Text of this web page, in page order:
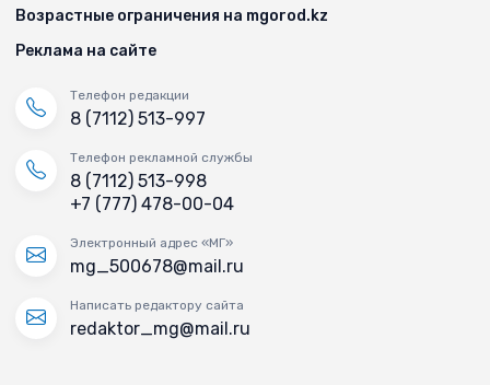
Возрастные ограничения на mgorod.kz
Реклама на сайте
Телефон редакции
8 (7112) 513-997
Телефон рекламной службы
8 (7112) 513-998
+7 (777) 478-00-04
Электронный адрес «МГ»
mg_500678@mail.ru
Написать редактору сайта
redaktor_mg@mail.ru